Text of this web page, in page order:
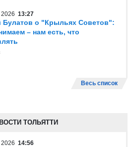
13:27
Булатов о "Крыльях Советов":
– нам есть, что
Весь список
ТОЛЬЯТТИ
14:56